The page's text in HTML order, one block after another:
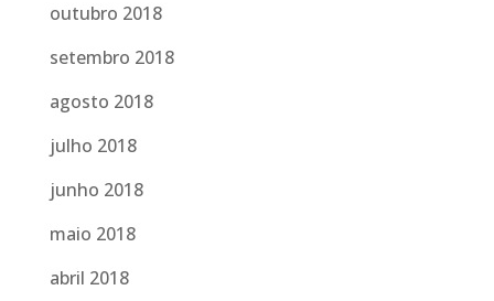
outubro 2018
setembro 2018
agosto 2018
julho 2018
junho 2018
maio 2018
abril 2018